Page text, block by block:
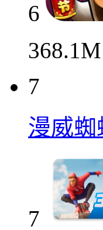
6
368.1M
7
漫威
7